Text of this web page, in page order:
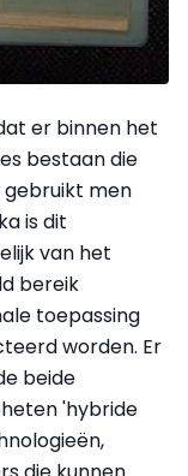
er binnen het
bestaan die
gebruikt men
is dit
van het
bereik
toepassing
worden. Er
beide
'hybride